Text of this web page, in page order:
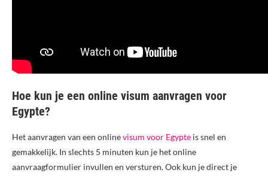
Hoe kun je een online visum aanvragen voor
Egypte?
Het aanvragen van een onlinevisum voor Egypte is snel en
gemakkelijk. In slechts 5 minuten kun je het online
aanvraagformulier invullen en versturen. Ook kun je direct je